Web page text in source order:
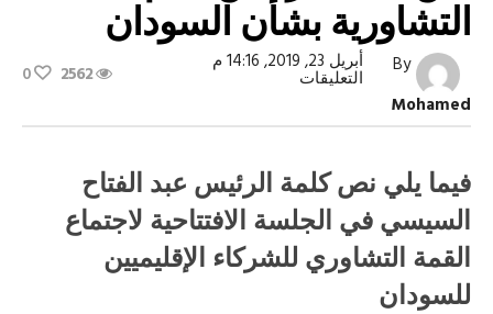
التشاورية بشأن السودان
By
Mohamed
أبريل 23, 2019, 14:16 م
التعليقاتعلى
الرئيس
القمة
التشاورية
بشأن
السودان
مغلقة
2562
0
فيما يلي نص كلمة الرئيس عبد الفتاح
السيسي في الجلسة الافتتاحية لاجتماع
القمة التشاوري للشركاء الإقليميين
للسودان